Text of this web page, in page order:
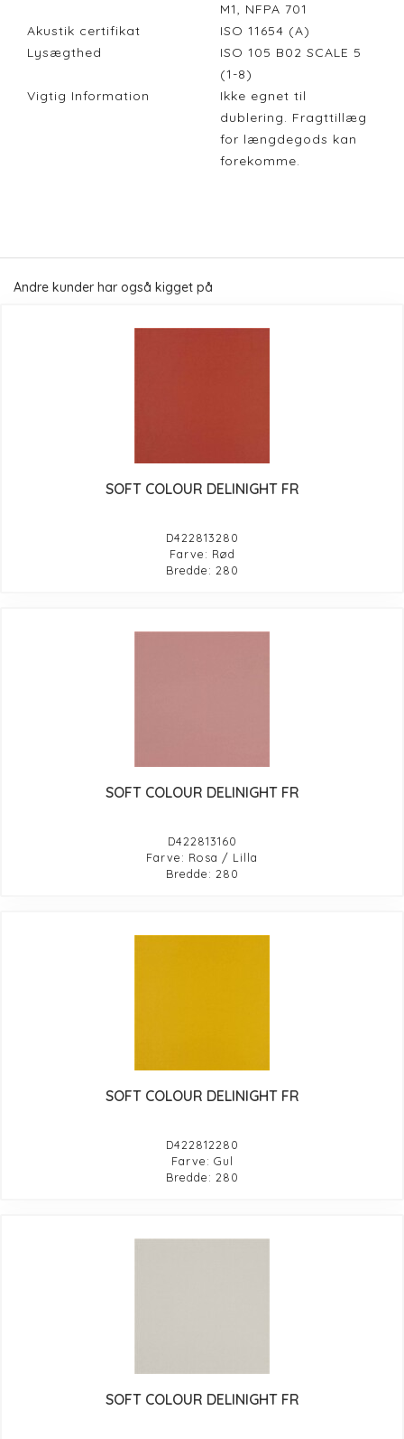
M1, NFPA 701
Akustik certifikat
ISO 11654 (A)
Lysægthed
ISO 105 B02 SCALE 5
(1-8)
Vigtig Information
Ikke egnet til
dublering. Fragttillæg
for længdegods kan
forekomme.
Andre kunder har også kigget på
SOFT COLOUR DELINIGHT FR
D422813280
Farve: Rød
Bredde: 280
SOFT COLOUR DELINIGHT FR
D422813160
Farve: Rosa / Lilla
Bredde: 280
SOFT COLOUR DELINIGHT FR
D422812280
Farve: Gul
Bredde: 280
SOFT COLOUR DELINIGHT FR